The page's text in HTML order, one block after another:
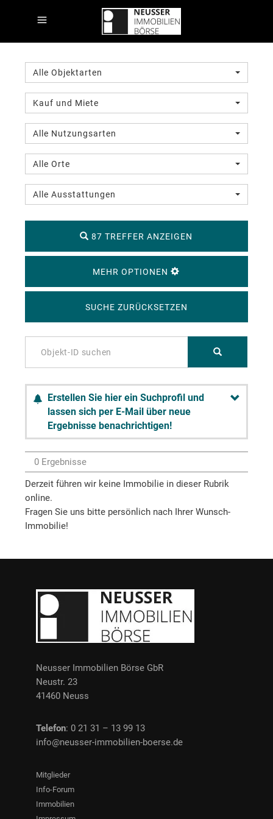
Alle Objektarten
Kauf und Miete
Alle Nutzungsarten
Alle Orte
Alle Ausstattungen
87 TREFFER ANZEIGEN
MEHR OPTIONEN
SUCHE ZURÜCKSETZEN
Erstellen Sie hier ein Suchprofil und
lassen sich per E-Mail über neue
Ergebnisse benachrichtigen!
0 Ergebnisse
Derzeit führen wir keine Immobilie in dieser Rubrik
online.
Fragen Sie uns bitte persönlich nach Ihrer Wunsch-
Immobilie!
Neusser Immobilien Börse GbR
Neustr. 23
41460 Neuss
Telefon: 0 21 31 – 13 99 13
info@neusser-immobilien-boerse.de
Mitglieder
Info-Forum
Immobilien